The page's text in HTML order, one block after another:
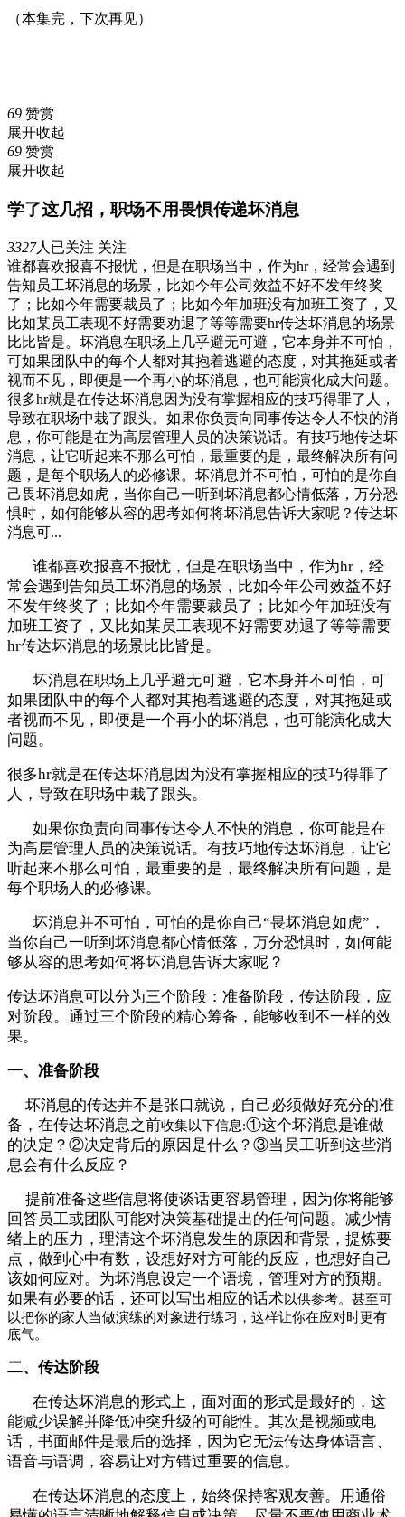
（本集完，下次再见）
69 赞赏
展开收起
69 赞赏
展开收起
学了这几招，职场不用畏惧传递坏消息
3327人已关注 关注
谁都喜欢报喜不报忧，但是在职场当中，作为hr，经常会遇到
告知员工坏消息的场景，比如今年公司效益不好不发年终奖
了；比如今年需要裁员了；比如今年加班没有加班工资了，又
比如某员工表现不好需要劝退了等等需要hr传达坏消息的场景
比比皆是。坏消息在职场上几乎避无可避，它本身并不可怕，
可如果团队中的每个人都对其抱着逃避的态度，对其拖延或者
视而不见，即便是一个再小的坏消息，也可能演化成大问题。
很多hr就是在传达坏消息因为没有掌握相应的技巧得罪了人，
导致在职场中栽了跟头。如果你负责向同事传达令人不快的消
息，你可能是在为高层管理人员的决策说话。有技巧地传达坏
消息，让它听起来不那么可怕，最重要的是，最终解决所有问
题，是每个职场人的必修课。坏消息并不可怕，可怕的是你自
己畏坏消息如虎，当你自己一听到坏消息都心情低落，万分恐
惧时，如何能够从容的思考如何将坏消息告诉大家呢？传达坏
消息可...
谁都喜欢报喜不报忧 ， 但是在职场当中，作为hr，经
常会遇到告知员工坏消息的场景，比如今年公司效益不好
不发年终奖了；比如今年需要裁员了；比如今年加班没有
加班工资了，又比如某员工表现不好需要劝退了等等需要
hr传达坏消息的场景比比皆是。
坏消息在职场上几乎避无可避，它本身并不可怕，可
如果团队中的每个人都对其抱着逃避的态度，对其拖延或
者视而不见，即便是一个再小的坏消息，也可能演化成大
问题。
很多hr就是在传达坏消息因为没有掌握相应的技巧得罪了
人，导致在职场中栽了跟头。
如果你负责向同事传达令人不快的消息，你可能是在
为高层管理人员的决策说话。 有技巧地传达坏消息，让它
听起来不那么可怕，最重要的是，最终解决所有问题，是
每个职场人的必修课。
坏消息并不可怕，可怕的是你自己“畏坏消息如虎”，
当你自己一听到坏消息都心情低落，万分恐惧时，如何能
够从容的思考如何将坏消息告诉大家呢？
传达坏消息可以分为三个阶段：准备阶段，传达阶段，应
对阶段。通过三个阶段的精心筹备，能够收到不一样的效
果。
一、准备阶段
坏消息的传达并不是张口就说 ， 自己必须做好充分的准
备， 在传达坏消息之前收集以下信息:①这个坏消息是谁做
的决定？②决定背后的原因 是什么？③当员工听到这些消
息会有什么反应？
提前准备这些信息将使谈话更容易管理，因为你将能够
回答员工或团队可能对决策基础提出的任何问题。 减少情
绪上的压力，理清这个坏消息发生的原因和背景，提炼要
点，做到心中有数，设想好对方可能的反应，也想好自己
该如何应对。为坏消息设定一个语境，管理对方的预期。
如果有必要的话，还可以写出相应的话术以供参考。 甚至可
以把你的家人当做演练的对象进行练习，这样让你在应对时更有
底气。
二、传达阶段
在传达坏消息的形式 上，面对面的形式是最好的，这
能减少误解并降低冲突升级的可能性。其次是视频或电
话，书面邮件是最后的选择，因为它无法传达身体语言、
语音与语调，容易让对方错过重要的信息。
在传达坏消息的态度上，始终保持客观友善。用通俗